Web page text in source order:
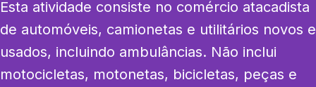
Esta atividade consiste no comércio atacadista
de automóveis, camionetas e utilitários novos e
usados, incluindo ambulâncias. Não inclui
motocicletas, motonetas, bicicletas, peças e